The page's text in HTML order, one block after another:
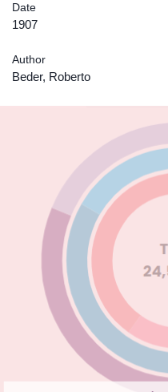
Date
1907
Author
Beder, Roberto